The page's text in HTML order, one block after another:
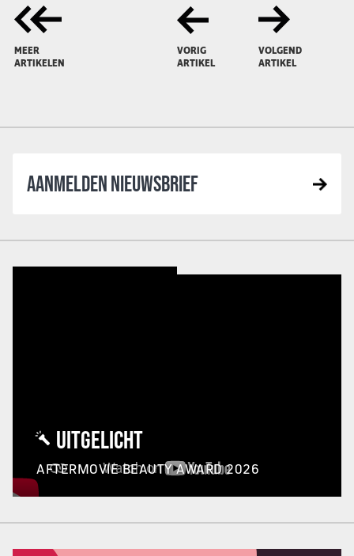
MEER
ARTIKELEN
VORIG
ARTIKEL
VOLGEND
ARTIKEL
AANMELDEN NIEUWSBRIEF
UITGELICHT
AFTERMOVIE BEAUTY AWARD 2026